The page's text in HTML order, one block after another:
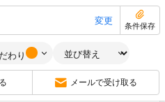
変更
条件保存
わり
メールで受け取る
ト ペット可(相談) 角部屋
お問い合わせ